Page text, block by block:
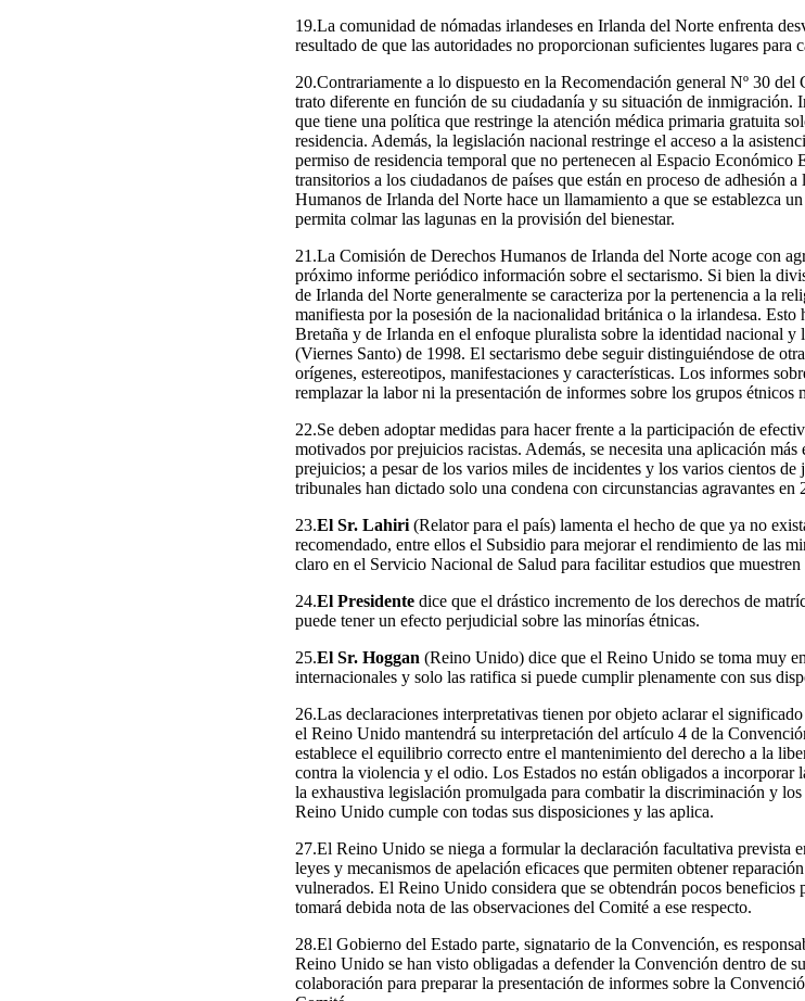
19.La comunidad de nómadas irlandeses en Irlanda del Norte enfrenta
resultado de que las autoridades no proporcionan suficientes lugares para
20.Contrariamente a lo dispuesto en la Recomendación general Nº 30
trato diferente en función de su ciudadanía y su situación de
que tiene una política que restringe la atención médica primaria gratuita
residencia. Además, la legislación nacional restringe el acceso a la
permiso de residencia temporal que no pertenecen al Espacio
transitorios a los ciudadanos de países que están en proceso de adhesión
Humanos de Irlanda del Norte hace un llamamiento a que se establezca
permita colmar las lagunas en la provisión del bienestar.
21.La Comisión de Derechos Humanos de Irlanda del Norte acoge con
próximo informe periódico información sobre el sectarismo. Si bien la
de Irlanda del Norte generalmente se caracteriza por la pertenencia a la
manifiesta por la posesión de la nacionalidad británica o la irlandesa.
Bretaña y de Irlanda en el enfoque pluralista sobre la identidad nacional
(Viernes Santo) de 1998. El sectarismo debe seguir distinguiéndose de
orígenes, estereotipos, manifestaciones y características. Los informes
remplazar la labor ni la presentación de informes sobre los grupos étnicos
22.Se deben adoptar medidas para hacer frente a la participación de
motivados por prejuicios racistas. Además, se necesita una aplicación
prejuicios; a pesar de los varios miles de incidentes y los varios cientos
tribunales han dictado solo una condena con circunstancias agravantes en
23.El Sr. Lahiri (Relator para el país) lamenta el hecho de que ya no
recomendado, entre ellos el Subsidio para mejorar el rendimiento de las
claro en el Servicio Nacional de Salud para facilitar estudios que
24.El Presidente dice que el drástico incremento de los derechos de
puede tener un efecto perjudicial sobre las minorías étnicas.
25.El Sr. Hoggan (Reino Unido) dice que el Reino Unido se toma muy
internacionales y solo las ratifica si puede cumplir plenamente con sus
26.Las declaraciones interpretativas tienen por objeto aclarar el
el Reino Unido mantendrá su interpretación del artículo 4 de la
establece el equilibrio correcto entre el mantenimiento del derecho a la
contra la violencia y el odio. Los Estados no están obligados a
la exhaustiva legislación promulgada para combatir la discriminación y
Reino Unido cumple con todas sus disposiciones y las aplica.
27.El Reino Unido se niega a formular la declaración facultativa prevista
leyes y mecanismos de apelación eficaces que permiten obtener
vulnerados. El Reino Unido considera que se obtendrán pocos beneficios
tomará debida nota de las observaciones del Comité a ese respecto.
28.El Gobierno del Estado parte, signatario de la Convención, es
Reino Unido se han visto obligadas a defender la Convención dentro de
colaboración para preparar la presentación de informes sobre la